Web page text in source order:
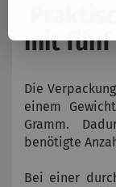
mit fünf
Die
einem
Gramm.
benötigte
Bei einer